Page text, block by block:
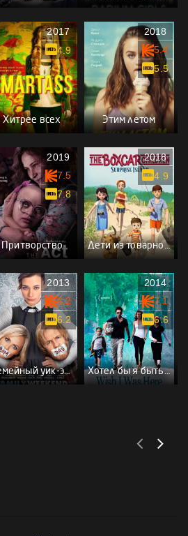
Хитрее всех
2017
4.9
Этим летом
2018
5.4
5.5
Притворство
2019
7.5
7.8
Дети из товарного вагона 2: Остров сюрпризов
2018
4.9
Семейный уик-энд
2013
6.2
6.2
Хотел бы я быть здесь
2014
7.1
6.6